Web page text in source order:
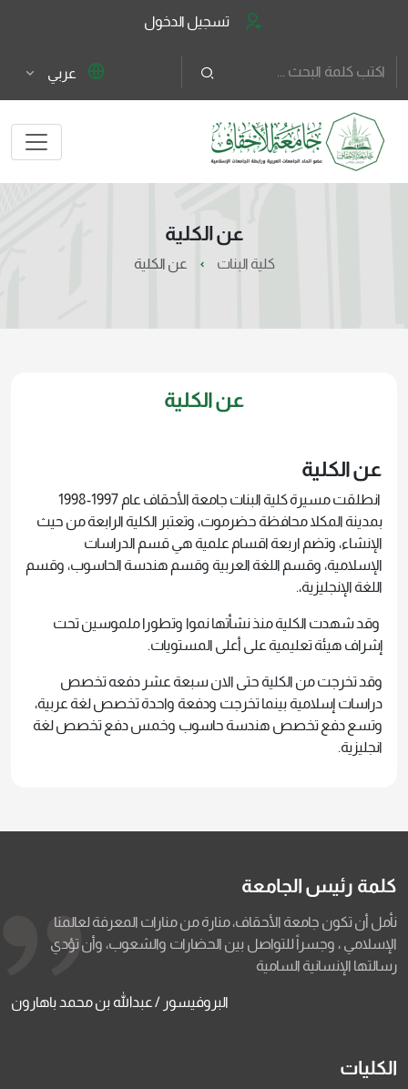
تسجيل الدخول
عربي
عن الكلية
كلية البنات عن الكلية
عن الكلية
عن الكلية
انطلقت مسيرة كلية البنات جامعة الأحقاف عام 1997-1998
بمدينة المكلا محافظة حضرموت، وتعتبر الكلية الرابعة من حيث
الإنشاء، وتضم اربعة اقسام علمية هي قسم الدراسات
الإسلامية، وقسم اللغة العربية وقسم هندسة الحاسوب، وقسم
اللغة الإنجليزية،.
وقد شهدت الكلية منذ نشأتها نموا وتطورا ملموسين تحت
إشراف هيئة تعليمية على أعلى المستويات.
وقد تخرجت من الكلية حتى الان سبعة عشر دفعه تخصص
دراسات إسلامية بينما تخرجت ودفعة واحدة تخصص لغة عربية،
وتسع دفع تخصص هندسة حاسوب وخمس دفع تخصص لغة
انجليزية.
كلمة رئيس الجامعة
نأمل أن تكون جامعة الأحقاف، منارة من منارات المعرفة لعالمنا
الإسلامي ، وجسراً للتواصل بين الحضارات والشعوب، وأن تؤدي
رسالتها الإنسانية السامية
البروفيسور / عبدالله بن محمد باهارون
الكليات